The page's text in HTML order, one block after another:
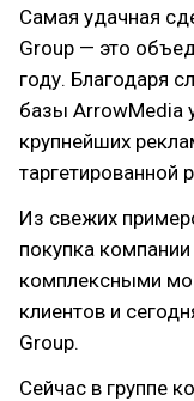
Самая удачная
Group — это
году. Благодаря
базы ArrowMedia
крупнейших
таргетированной
Из свежих
покупка компании
комплексными
клиентов и
Group.
Сейчас в группе